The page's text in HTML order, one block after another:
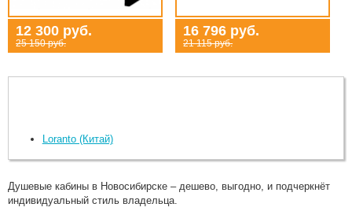
12 300 руб.
25 150 руб.
16 796 руб.
21 115 руб.
Loranto (Китай)
Душевые кабины в Новосибирске – дешево, выгодно, и подчеркнёт
индивидуальный стиль владельца.